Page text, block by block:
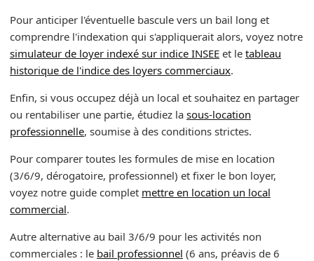
Pour anticiper l'éventuelle bascule vers un bail long et
comprendre l'indexation qui s'appliquerait alors, voyez notre
simulateur de loyer indexé sur indice INSEE et le tableau
historique de l'indice des loyers commerciaux.
Enfin, si vous occupez déjà un local et souhaitez en partager
ou rentabiliser une partie, étudiez la sous-location
professionnelle, soumise à des conditions strictes.
Pour comparer toutes les formules de mise en location
(3/6/9, dérogatoire, professionnel) et fixer le bon loyer,
voyez notre guide complet mettre en location un local
commercial.
Autre alternative au bail 3/6/9 pour les activités non
commerciales : le bail professionnel (6 ans, préavis de 6